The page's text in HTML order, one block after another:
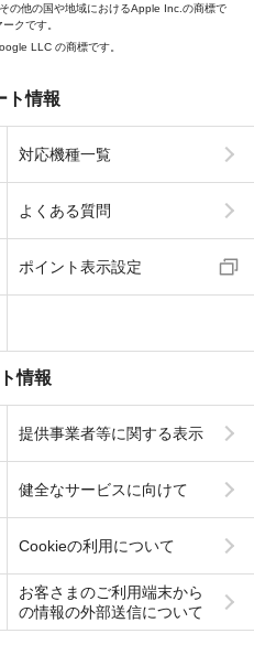
の他の国や地域におけるApple Inc.の商標で
クです。
LLC の商標です。
ト情報
対応機種一覧
よくある質問
ポイント表示設定
情報
提供事業者等に関する表示
健全なサービスに向けて
Cookieの利用について
お客さまのご利用端末から
の情報の外部送信について